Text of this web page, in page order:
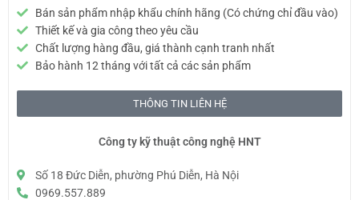
Bán sản phẩm nhập khẩu chính hãng (Có chứng chỉ đầu vào)
Thiết kế và gia công theo yêu cầu
Chất lượng hàng đầu, giá thành cạnh tranh nhất
Bảo hành 12 tháng với tất cả các sản phẩm
THÔNG TIN LIÊN HỆ
Công ty kỹ thuật công nghệ HNT
Số 18 Đức Diễn, phường Phú Diễn, Hà Nội
0969.557.889